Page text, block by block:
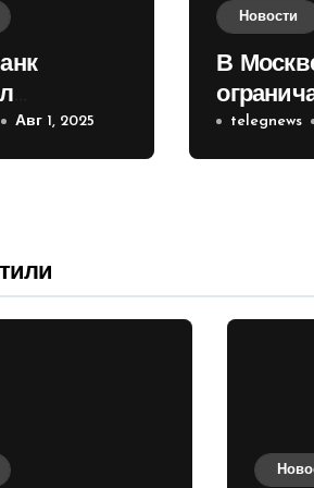
из
Авг 1, 2025
Новости
В
telegnews